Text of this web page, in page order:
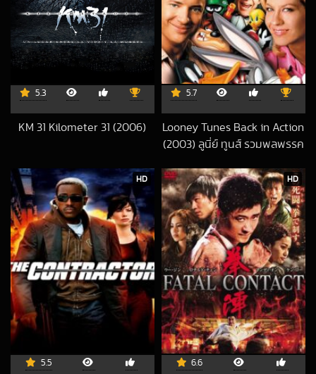
5.3
KM 31 Kilometer 31 (2006)
5.7
Looney Tunes Back in Action
(2003) ลูนี่ย์ ทูนส์ รวมพลพรรค
2020-02-26
HD
5.5
HD
6.6